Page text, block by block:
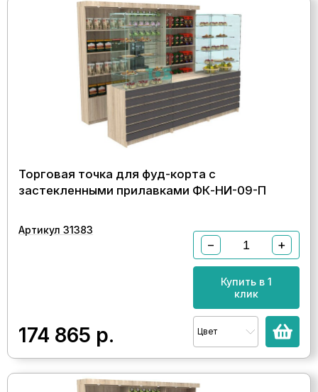
Торговая точка для фуд-корта с
застекленными прилавками ФК-НИ-09-П
Артикул 31383
174 865 р.
− +
Купить в 1
клик
Цвет